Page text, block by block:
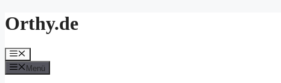
Zum
Inhalt
Orthy.de
Menü
Menü